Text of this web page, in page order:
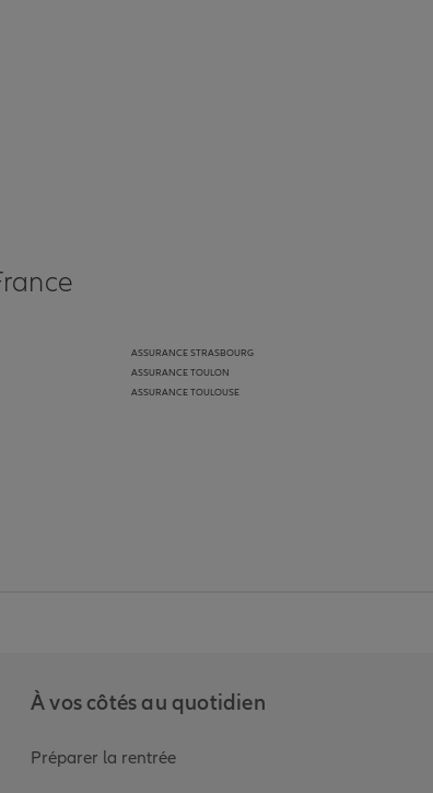
ASSURANCE STRASBOURG
ASSURANCE TOULON
ASSURANCE TOULOUSE
de Allianz
Instagram de Allianz
À vos côtés au quotidien
Préparer la rentrée